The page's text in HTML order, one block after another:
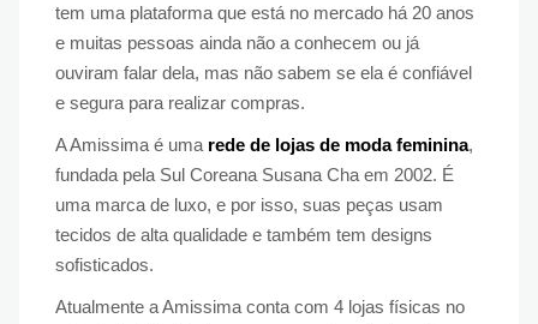
tem uma plataforma que está no mercado há 20 anos
e muitas pessoas ainda não a conhecem ou já
ouviram falar dela, mas não sabem se ela é confiável
e segura para realizar compras.
A Amissima é uma rede de lojas de moda feminina,
fundada pela Sul Coreana Susana Cha em 2002. É
uma marca de luxo, e por isso, suas peças usam
tecidos de alta qualidade e também tem designs
sofisticados.
Atualmente a Amissima conta com 4 lojas físicas no